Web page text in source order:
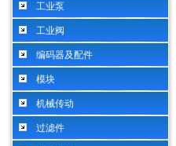
工业泵
工业阀
编码器及配件
模块
机械传动
过滤件